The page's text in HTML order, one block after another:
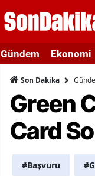
Gündem Ekonomi
Son Dakika
Green
Card
#Başvuru